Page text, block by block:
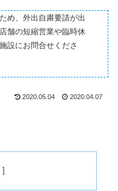
め、外出自粛要請が出
舗の短縮営業や臨時休
設にお問合せくださ
2020.05.04 2020.04.07